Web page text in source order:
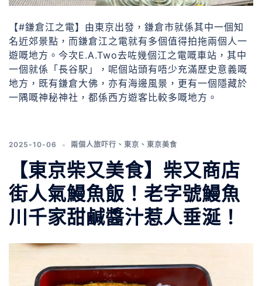
【#鎌倉江之電】由東京出發，鎌倉市就係其中一個知
名近郊景點，而鎌倉江之電就有多個值得拍拖兩個人一
遊嘅地方。今次E.A.Two去咗幾個江之電嘅車站，其中
一個就係「長谷駅」，呢個站頭有唔少充滿歷史意義嘅
地方，既有鎌倉大佛，亦有海邊風景，更有一個隱藏於
一隅嘅神秘神社，都係西方遊客比較多嘅地方。
2025-10-06 兩個人旅吓行 、 東京 、 東京美食
【東京柴又美食】柴又商店
街人氣鰻魚飯！老字號鰻魚
川千家甜鹹醬汁惹人垂涎！